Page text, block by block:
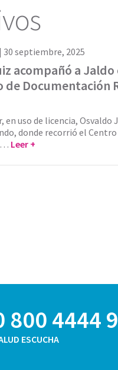
30 septiembre, 2025
acompañó a
de Documentación
en uso de licencia, Osvaldo
donde recorrió el
… Leer +
800 4444
ESCUCHA